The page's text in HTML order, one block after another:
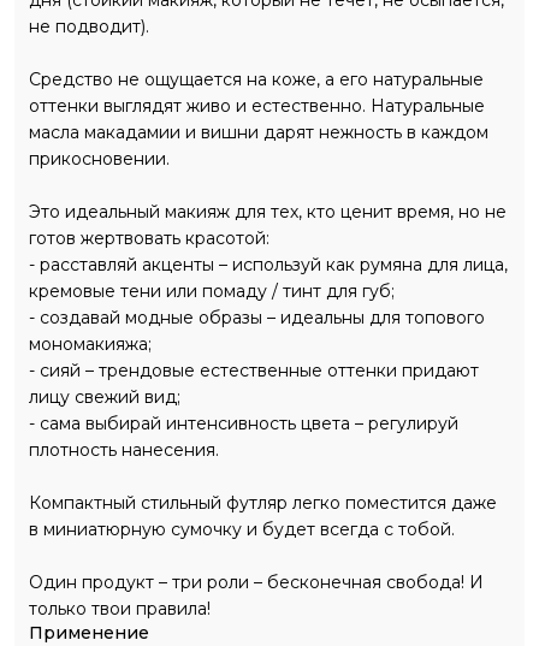
не подводит).
Средство не ощущается на коже, а его натуральные
оттенки выглядят живо и естественно. Натуральные
масла макадамии и вишни дарят нежность в каждом
прикосновении.
Это идеальный макияж для тех, кто ценит время, но не
готов жертвовать красотой:
- расставляй акценты – используй как румяна для лица,
кремовые тени или помаду / тинт для губ;
- создавай модные образы – идеальны для топового
мономакияжа;
- сияй – трендовые естественные оттенки придают
лицу свежий вид;
- сама выбирай интенсивность цвета – регулируй
плотность нанесения.
Компактный стильный футляр легко поместится даже
в миниатюрную сумочку и будет всегда с тобой.
Один продукт – три роли – бесконечная свобода! И
только твои правила!
Применение